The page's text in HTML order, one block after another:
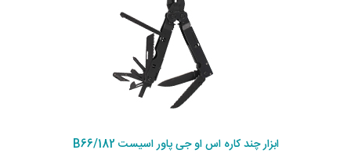
ابزار چند کاره اس او جی پاور اسیست B66/182